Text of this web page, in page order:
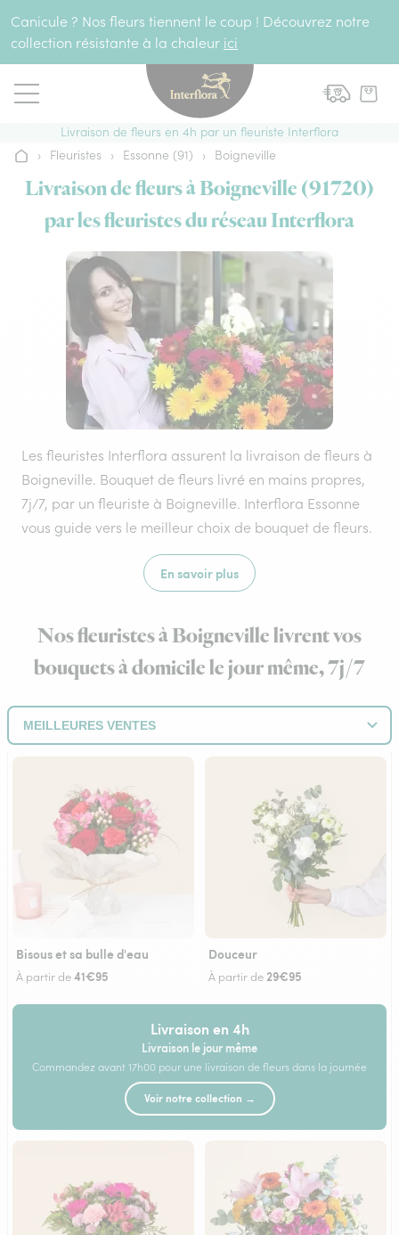
Canicule ? Nos fleurs tiennent le coup ! Découvrez notre
collection résistante à la chaleur ici
Livraison de fleurs en 4h par un fleuriste Interflora
Accueil
› Fleuristes › Essonne (91) › Boigneville
Livraison de fleurs à Boigneville (91720)
par les fleuristes du réseau Interflora
Les fleuristes Interflora assurent la livraison de fleurs à
Boigneville. Bouquet de fleurs livré en mains propres,
7j/7, par un fleuriste à Boigneville. Interflora Essonne
vous guide vers le meilleur choix de bouquet de fleurs.
En savoir plus
Nos fleuristes à Boigneville livrent vos
bouquets à domicile le jour même, 7j/7
Bisous et sa bulle d'eau
À partir de41€95
Douceur
À partir de 29€95
Livraison en 4h
Livraison le jour même
Commandez avant 17h00 pour une livraison de fleurs dans la journée
Voir notre collection →